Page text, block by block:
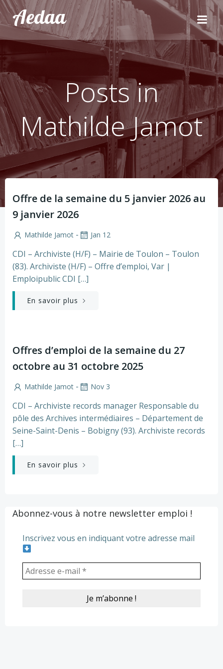
Aller
au
contenu
Aedaa
Posts in
Mathilde Jamot
Offre de la semaine du 5 janvier 2026 au
9 janvier 2026
Mathilde Jamot - Jan 12
CDI – Archiviste (H/F) – Mairie de Toulon – Toulon
(83). Archiviste (H/F) – Offre d’emploi, Var |
Emploipublic CDI […]
En savoir plus
Offres d’emploi de la semaine du 27
octobre au 31 octobre 2025
Mathilde Jamot - Nov 3
CDI – Archiviste records manager Responsable du
pôle des Archives intermédiaires – Département de
Seine-Saint-Denis – Bobigny (93). Archiviste records
[…]
En savoir plus
Abonnez-vous à notre newsletter emploi !
Inscrivez vous en indiquant votre adresse mail